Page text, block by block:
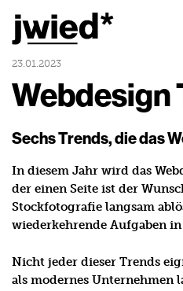
JWIED
23.01.2023
Webdesign
Sechs Trends, die das
In diesem Jahr wird das
der einen Seite ist der
Stockfotografie langsam
wiederkehrende Aufgaben
Nicht jeder dieser Trends
als modernes Unternehmen